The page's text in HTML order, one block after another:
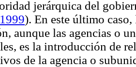
jerárquica del
). En este último
aunque las agencias o
es la introducción de
de la agencia o